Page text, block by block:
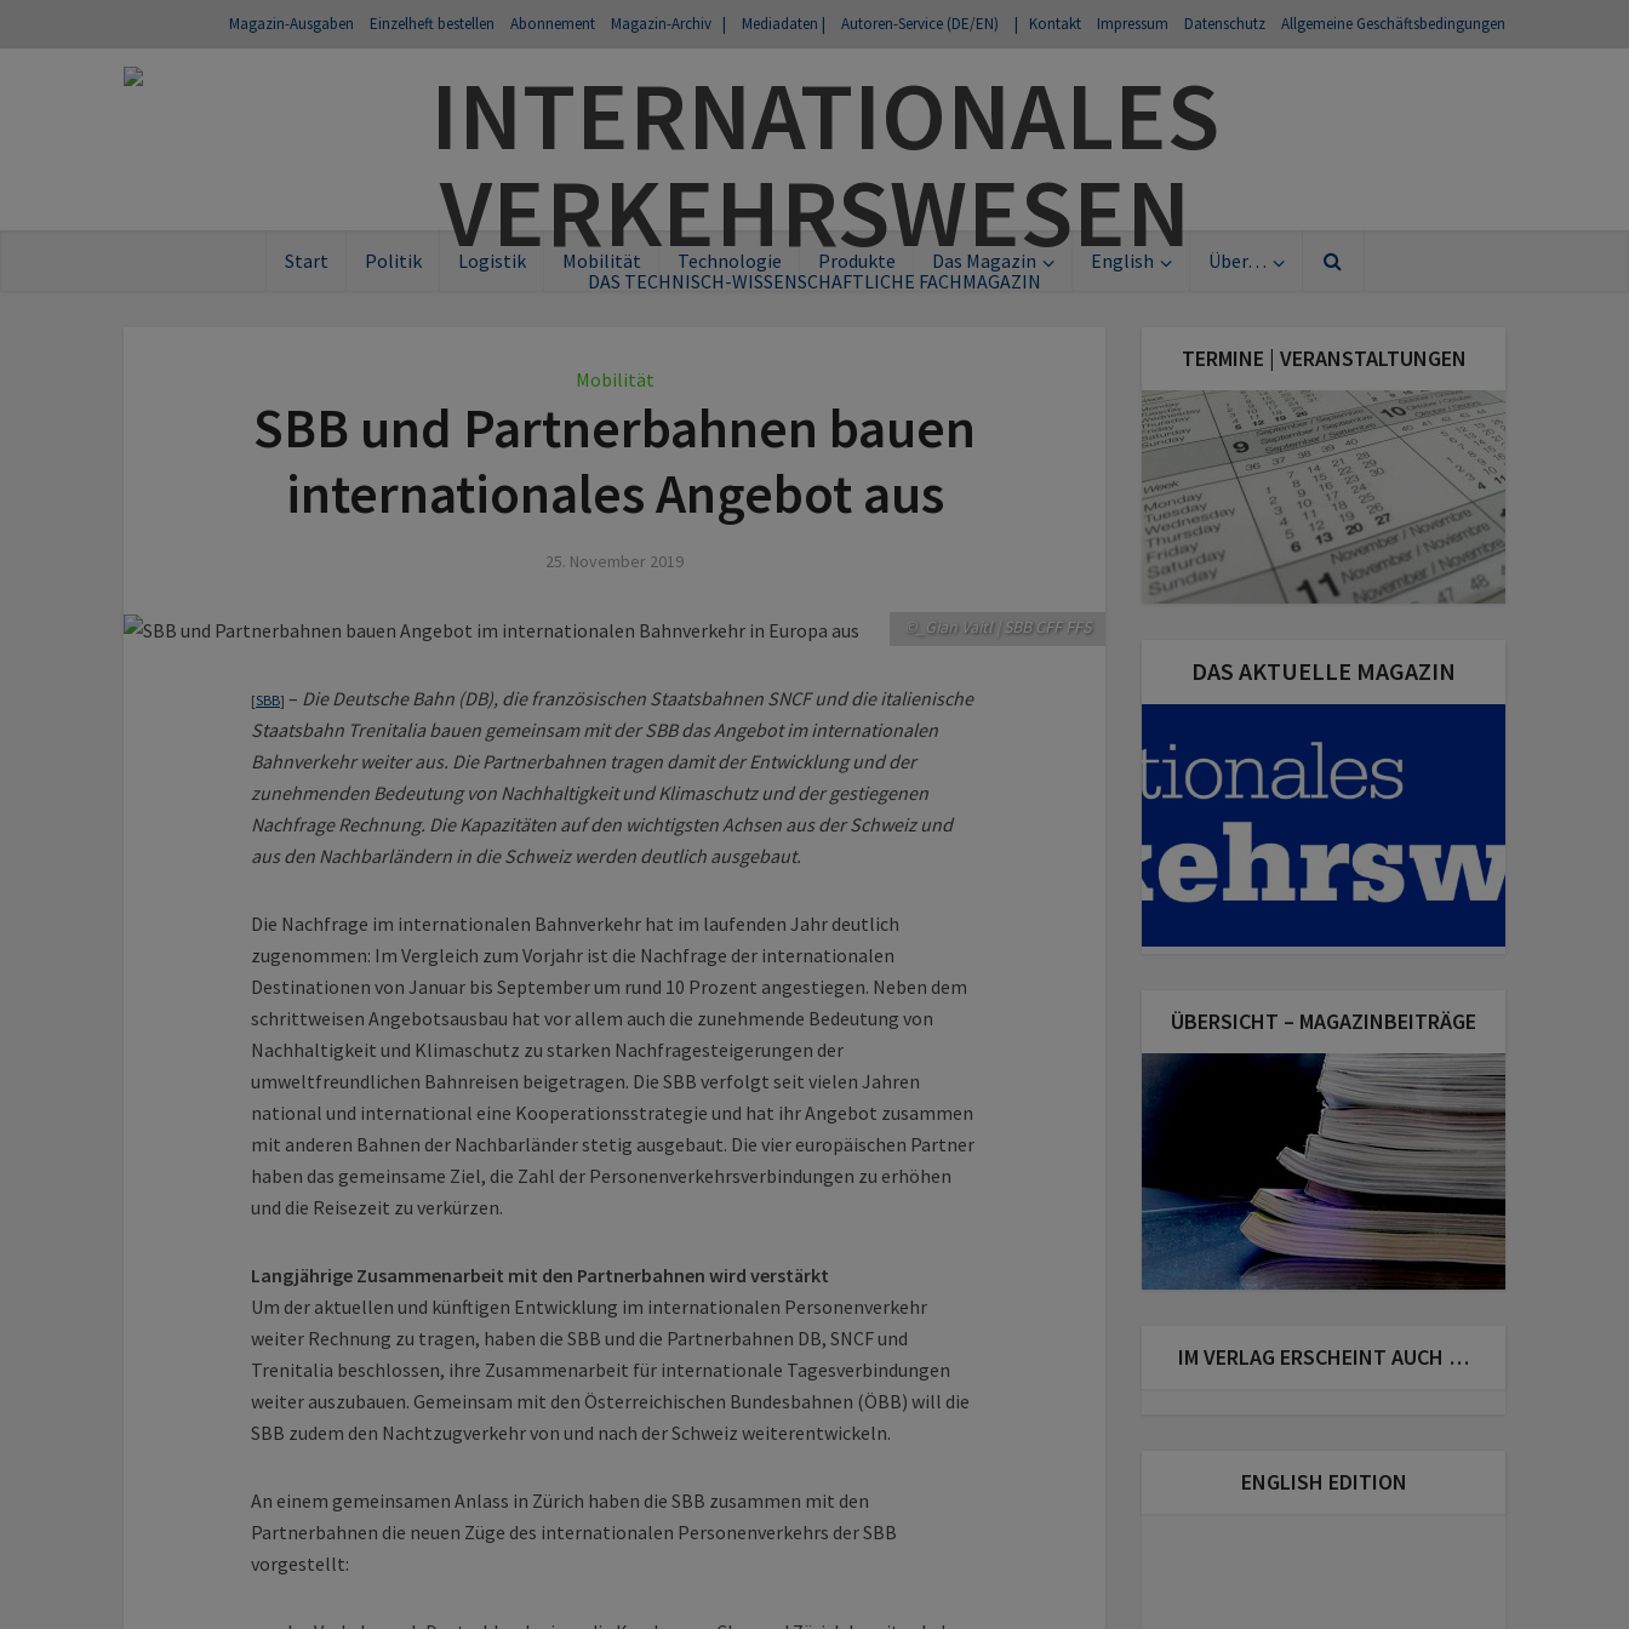
Magazin-Ausgaben Einzelheft bestellen Abonnement Magazin-Archiv | Mediadaten | Autoren-Service (DE/EN) | Kontakt Impressum Datenschutz Allgemeine Geschäftsbedingungen
DAS TECHNISCH-WISSENSCHAFTLICHE FACHMAGAZIN
Start Politik Logistik Mobilität Technologie Produkte Das Magazin English Über…
Mobilität
SBB und Partnerbahnen bauen
internationales Angebot aus
25. November 2019
©_Gian Vaitl | SBB CFF FFS
[SBB] – Die Deutsche Bahn (DB), die französischen Staatsbahnen SNCF und die italienische
Staatsbahn Trenitalia bauen gemeinsam mit der SBB das Angebot im internationalen
Bahnverkehr weiter aus. Die Partnerbahnen tragen damit der Entwicklung und der
zunehmenden Bedeutung von Nachhaltigkeit und Klimaschutz und der gestiegenen
Nachfrage Rechnung. Die Kapazitäten auf den wichtigsten Achsen aus der Schweiz und
aus den Nachbarländern in die Schweiz werden deutlich ausgebaut.
Die Nachfrage im internationalen Bahnverkehr hat im laufenden Jahr deutlich
zugenommen: Im Vergleich zum Vorjahr ist die Nachfrage der internationalen
Destinationen von Januar bis September um rund 10 Prozent angestiegen. Neben dem
schrittweisen Angebotsausbau hat vor allem auch die zunehmende Bedeutung von
Nachhaltigkeit und Klimaschutz zu starken Nachfragesteigerungen der
umweltfreundlichen Bahnreisen beigetragen. Die SBB verfolgt seit vielen Jahren
national und international eine Kooperationsstrategie und hat ihr Angebot zusammen
mit anderen Bahnen der Nachbarländer stetig ausgebaut. Die vier europäischen Partner
haben das gemeinsame Ziel, die Zahl der Personenverkehrsverbindungen zu erhöhen
und die Reisezeit zu verkürzen.
Langjährige Zusammenarbeit mit den Partnerbahnen wird verstärkt
Um der aktuellen und künftigen Entwicklung im internationalen Personenverkehr
weiter Rechnung zu tragen, haben die SBB und die Partnerbahnen DB, SNCF und
Trenitalia beschlossen, ihre Zusammenarbeit für internationale Tagesverbindungen
weiter auszubauen. Gemeinsam mit den Österreichischen Bundesbahnen (ÖBB) will die
SBB zudem den Nachtzugverkehr von und nach der Schweiz weiterentwickeln.
An einem gemeinsamen Anlass in Zürich haben die SBB zusammen mit den
Partnerbahnen die neuen Züge des internationalen Personenverkehrs der SBB
vorgestellt:
TERMINE | VERANSTALTUNGEN
DAS AKTUELLE MAGAZIN
ÜBERSICHT – MAGAZINBEITRÄGE
IM VERLAG ERSCHEINT AUCH …
ENGLISH EDITION